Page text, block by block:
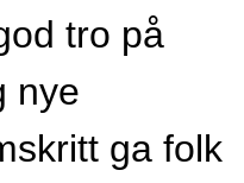
tro på
nye
ga folk